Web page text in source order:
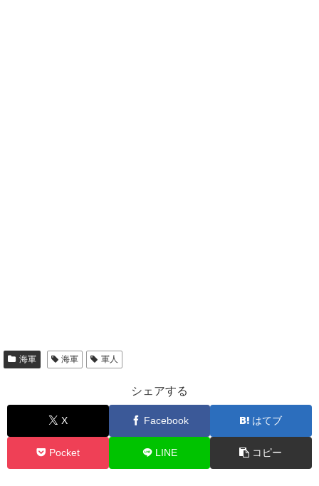
海軍 海軍 軍人
シェアする
X Facebook はてブ
Pocket LINE コピー